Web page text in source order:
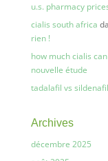
u.s. pharmacy
cialis south africa
rien !
how much cialis
nouvelle étude
tadalafil vs sildenafil
Archives
décembre 2025